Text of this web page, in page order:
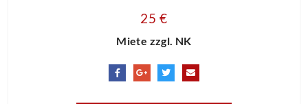
25 €
Miete zzgl. NK